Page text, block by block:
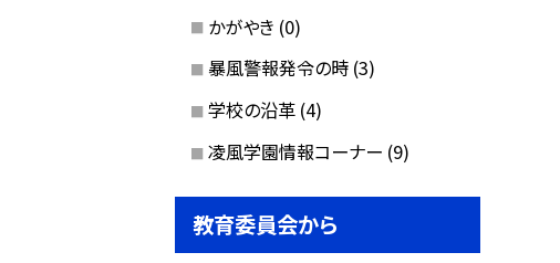
かがやき (0)
暴風警報発令の時 (3)
学校の沿革 (4)
凌風学園情報コーナー (9)
教育委員会から